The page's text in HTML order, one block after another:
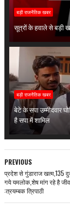
बड़ी राजनैतिक खबर
सूत्रों के हवाले से बड़ी
बड़ी राजनैतिक खबर
बेटे के सपा उम्मीदवार
है सपा में शामिल
PREVIOUS
प्रदेश से गुंडाराज खत्म,135
गये यमलोक,शेष मांग रहे है
:त्रयम्बक त्रिपाठी